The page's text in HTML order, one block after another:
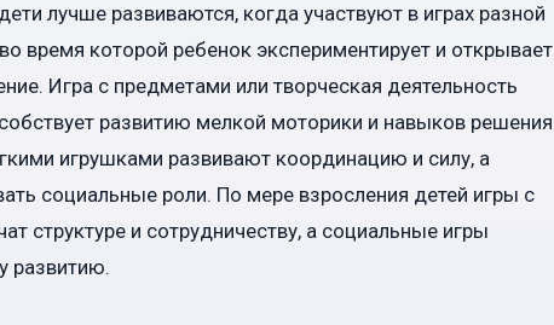
лучше развиваются, когда участвуют в играх разной
время которой ребенок экспериментирует и открывает
Игра с предметами или творческая деятельность
развитию мелкой моторики и навыков решения
игрушками развивают координацию и силу, а
социальные роли. По мере взросления детей игры с
структуре и сотрудничеству, а социальные игры
развитию.